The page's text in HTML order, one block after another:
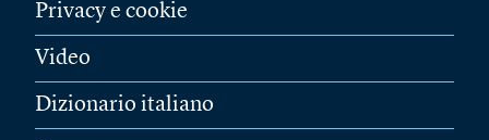
Privacy e cookie
Video
Dizionario italiano